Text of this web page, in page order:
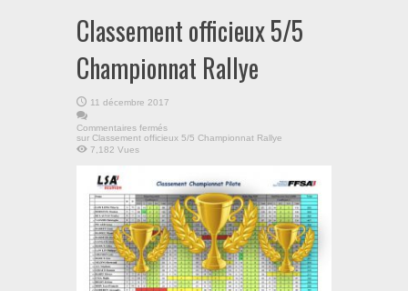
Classement officieux 5/5
Championnat Rallye
11 décembre 2017
Commentaires fermés
sur Classement officieux 5/5 Championnat Rallye
7,182 Vues